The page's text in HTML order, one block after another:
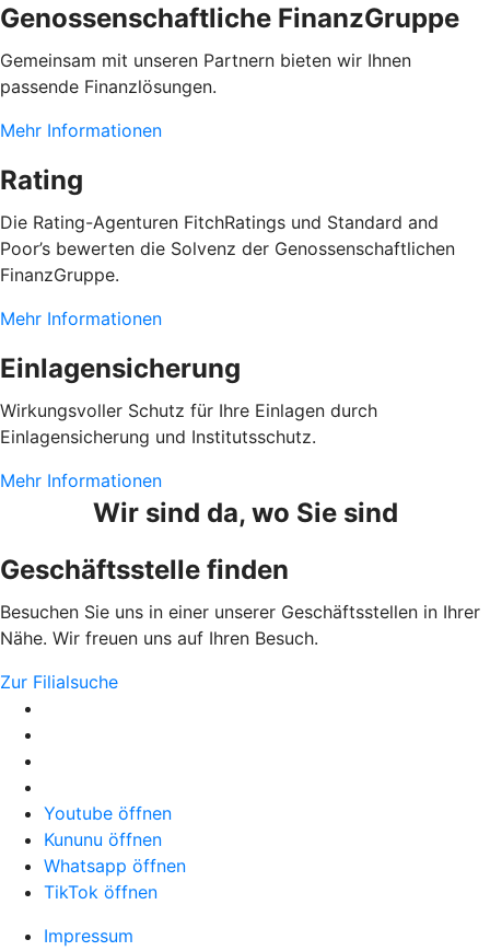
Genossenschaftliche FinanzGruppe
Gemeinsam mit unseren Partnern bieten wir Ihnen
passende Finanzlösungen.
Mehr Informationen
Rating
Die Rating-Agenturen FitchRatings und Standard and
Poor’s bewerten die Solvenz der Genossenschaftlichen
FinanzGruppe.
Mehr Informationen
Einlagensicherung
Wirkungsvoller Schutz für Ihre Einlagen durch
Einlagensicherung und Institutsschutz.
Mehr Informationen
Wir sind da, wo Sie sind
Geschäftsstelle finden
Besuchen Sie uns in einer unserer Geschäftsstellen in Ihrer
Nähe. Wir freuen uns auf Ihren Besuch.
Zur Filialsuche
Youtube öffnen
Kununu öffnen
Whatsapp öffnen
TikTok öffnen
Impressum